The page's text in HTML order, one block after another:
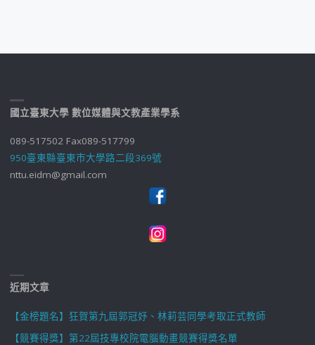
國立臺東大學 數位媒體與文教產業學系
089-517502 Fax089-517799
950臺東縣臺東市大學路二段369號
nttu.eidm@gmail.com
近期文章
【金榜題名】狂賀第九屆郭冠妤、林莉芸同學考取正式教師
【競賽得獎】第22屆技專校院電腦動畫競賽得獎名單